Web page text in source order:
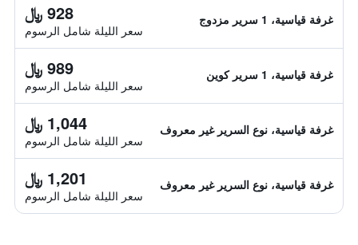
غرفة قياسية، 1 سرير مزدوج 928 ﷼
سعر الليلة شامل الرسوم
غرفة قياسية، 1 سرير كوين 989 ﷼
سعر الليلة شامل الرسوم
غرفة قياسية، نوع السرير غير معروف 1,044 ﷼
سعر الليلة شامل الرسوم
غرفة قياسية، نوع السرير غير معروف 1,201 ﷼
سعر الليلة شامل الرسوم